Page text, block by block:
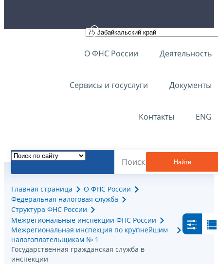
О ФНС России Деятельность
Сервисы и госуслуги Документы
Контакты ENG
Найти
Главная страница
О ФНС России
Федеральная налоговая служба
Структура ФНС России
Межрегиональные инспекции ФНС России
Межрегиональная инспекция по крупнейшим
налогоплательщикам № 1
Государственная гражданская служба в
инспекции